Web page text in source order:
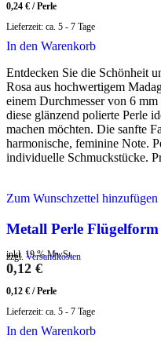
0,24 € /Perle
Lieferzeit: ca. 5 - 7 Tage
In den Warenkorb
Entdecken Sie die Schönheit
Rosa aus hochwertigem
einem Durchmesser von 6
diese glänzend polierte Perle
machen möchten. Die sanfte
harmonische, feminine Note.
individuelle Schmuckstücke.
Zum Wunschzettel hinzufügen
Metall Perle
inkl. 19 % MwSt.
zzgl. Versandkosten
0,12 €
0,12 € /Perle
Lieferzeit: ca. 5 - 7 Tage
In den Warenkorb